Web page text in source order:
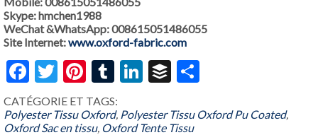
Skype: hmchen1988
WeChat &WhatsApp: 008615051486055
Site Internet:www.oxford-fabric.com
Facebook
Twitter
Pinterest
Tumblr
LinkedIn
Buffer
CATÉGORIE ET ​​TAGS:
Polyester Tissu Oxford, Polyester Tissu Oxford Pu Coated,
Oxford Sac en tissu, Oxford Tente Tissu